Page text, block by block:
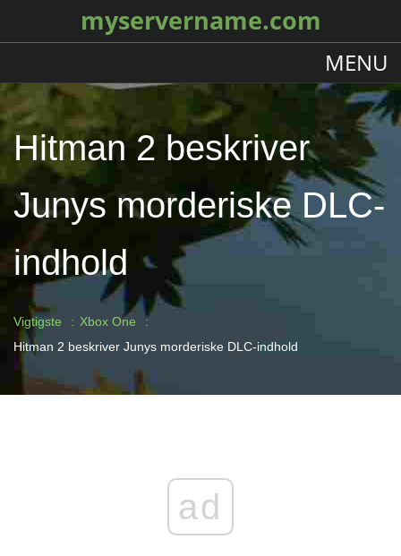
myservername.com
MENU
Hitman 2 beskriver
Junys morderiske DLC-
indhold
Vigtigste
Xbox One
Hitman 2 beskriver Junys morderiske DLC-indhold
ad